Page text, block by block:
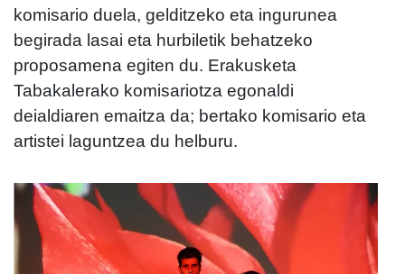
komisario duela, gelditzeko eta ingurunea
begirada lasai eta hurbiletik behatzeko
proposamena egiten du. Erakusketa
Tabakalerako komisariotza egonaldi
deialdiaren emaitza da; bertako komisario eta
artistei laguntzea du helburu.